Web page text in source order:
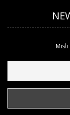
Misli